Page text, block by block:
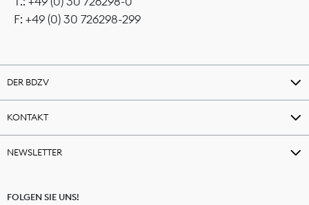
F: +49 (0) 30 726298-299
DER BDZV
KONTAKT
NEWSLETTER
FOLGEN SIE UNS!